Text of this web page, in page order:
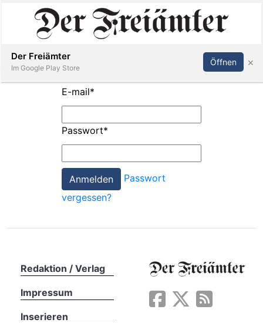
Paper
App
Inserieren Abonnieren Anmelden
E-mail*
Passwort*
Passwort
vergessen?
Redaktion / Verlag
Impressum
Inserieren
Der Freiämter
Im Google Play Store
Öffnen ×